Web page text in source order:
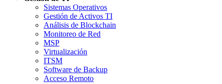
Sistemas Operativos
Gestión de Activos TI
Análisis de Blockchain
Monitoreo de Red
MSP
Virtualización
ITSM
Software de Backup
Acceso Remoto